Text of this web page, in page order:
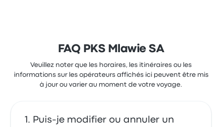
FAQ PKS Mlawie SA
Veuillez noter que les horaires, les itinéraires ou les
informations sur les opérateurs affichés ici peuvent être mis
à jour ou varier au moment de votre voyage.
Puis-je modifier ou annuler un